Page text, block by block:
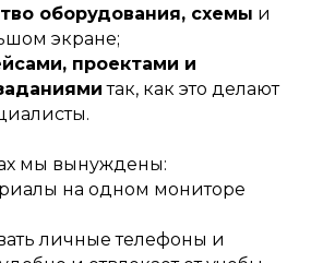
оборудования, схемы и
экране;
проектами и
так, как это делают
мы вынуждены:
на одном мониторе
личные телефоны и